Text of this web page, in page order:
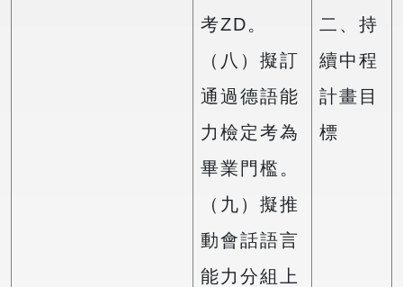
考ZD。
（八）擬訂
通過德語能
力檢定考為
畢業門檻。
（九）擬推
動會話語言
能力分組上
二、持
續中程
計畫目
標